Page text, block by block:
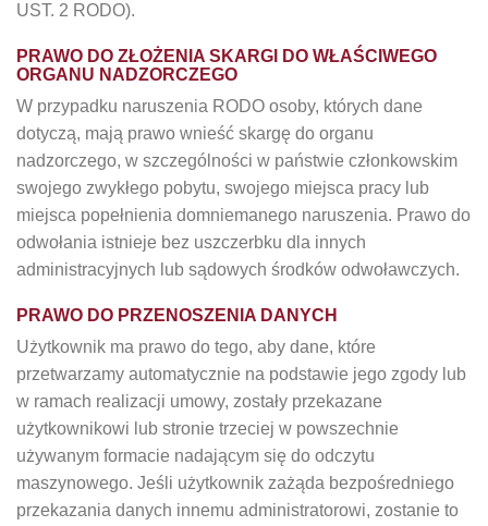
UST. 2 RODO).
PRAWO DO ZŁOŻENIA SKARGI DO WŁAŚCIWEGO
ORGANU NADZORCZEGO
W przypadku naruszenia RODO osoby, których dane
dotyczą, mają prawo wnieść skargę do organu
nadzorczego, w szczególności w państwie członkowskim
swojego zwykłego pobytu, swojego miejsca pracy lub
miejsca popełnienia domniemanego naruszenia. Prawo do
odwołania istnieje bez uszczerbku dla innych
administracyjnych lub sądowych środków odwoławczych.
PRAWO DO PRZENOSZENIA DANYCH
Użytkownik ma prawo do tego, aby dane, które
przetwarzamy automatycznie na podstawie jego zgody lub
w ramach realizacji umowy, zostały przekazane
użytkownikowi lub stronie trzeciej w powszechnie
używanym formacie nadającym się do odczytu
maszynowego. Jeśli użytkownik zażąda bezpośredniego
przekazania danych innemu administratorowi, zostanie to